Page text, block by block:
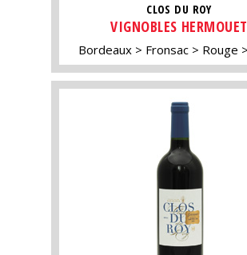
CLOS DU ROY
VIGNOBLES HERMOUET
Bordeaux Fronsac Rouge